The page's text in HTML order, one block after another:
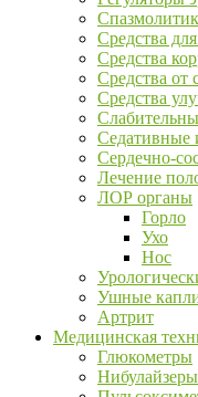
Средства
Средства
Средства от
Средства
Сердечно-
Лечение
ЛОР органы
Горло
Ухо
Нос
Ушные
Артрит
Медицинская
Глюкометры
Нибулайзеры